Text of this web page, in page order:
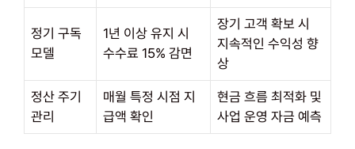
정기 구독
모델
1년 이상 유지 시
수수료 15% 감면
장기 고객 확보 시
지속적인 수익성 향
상
정산 주기
관리
매월 특정 시점 지
급액 확인
현금 흐름 최적화 및
사업 운영 자금 예측